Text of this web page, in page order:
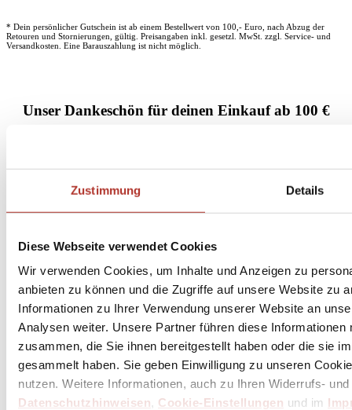
Zustimmung Details
Diese Webseite verwendet Cookies
Wir verwenden Cookies, um Inhalte und Anzeigen zu
anbieten zu können und die Zugriffe auf unsere Website zu
Informationen zu Ihrer Verwendung unserer Website an
Analysen weiter. Unsere Partner führen diese
zusammen, die Sie ihnen bereitgestellt haben oder die sie
gesammelt haben. Sie geben Einwilligung zu unseren
nutzen. Weitere Informationen, auch zu Ihren Widerrufs-
Datenschutzhinweisen, Cookie-Einstellungen und im
* Dein persönlicher Gutschein ist ab einem Bestellwert von 100,- Euro, nach Abzug der
Retouren und Stornierungen, gültig. Preisangaben inkl. gesetzl. MwSt. zzgl. Service- und
Versandkosten. Eine Barauszahlung ist nicht möglich.
Unser Dankeschön für deinen Einkauf ab 100 €